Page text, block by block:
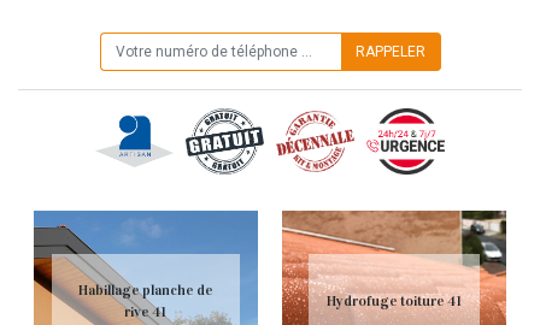
Habillage planche de
rive 41
Hydrofuge toiture 41